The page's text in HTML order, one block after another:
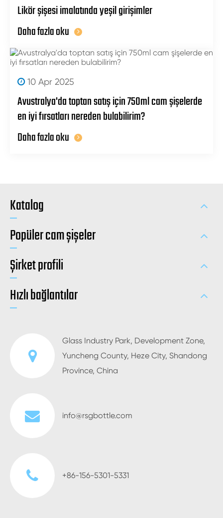
Likör şişesi imalatında yeşil girişimler
Daha fazla oku
10 Apr 2025
Avustralya'da toptan satış için 750ml cam şişelerde
en iyi fırsatları nereden bulabilirim?
Daha fazla oku
Katalog
Popüler cam şişeler
Şirket profili
Hızlı bağlantılar
Glass Industry Park, Development Zone,
Yuncheng County, Heze City, Shandong
Province, China
info@rsgbottle.com
+86-156-5301-5331